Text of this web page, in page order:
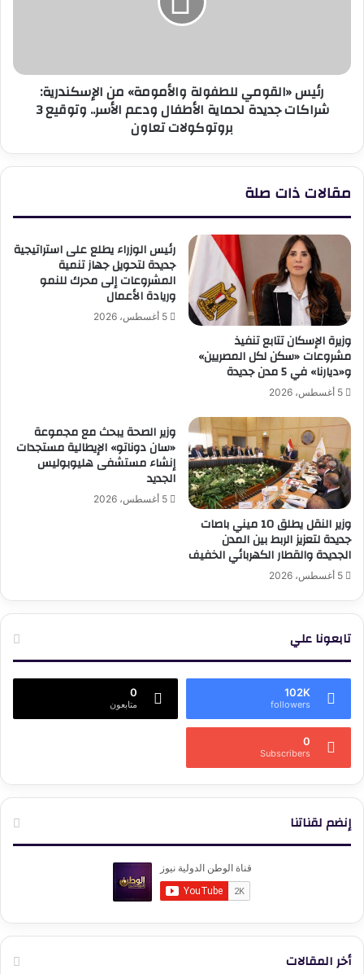
لحماية
الأطفال
ودعم
تعاون
رئيس «القومي للطفولة والأمومة» من الإسكندرية:
شراكات جديدة لحماية الأطفال ودعم الأسر.. وتوقيع 3
بروتوكولات تعاون
مقالات ذات صلة
وزيرة الإسكان تتابع تنفيذ
مشروعات «سكن لكل المصريين»
و«ديارنا» في 5 مدن جديدة
5 أغسطس، 2026
رئيس الوزراء يطلع على استراتيجية
جديدة لتحويل جهاز تنمية
المشروعات إلى محرك للنمو
وريادة الأعمال
5 أغسطس، 2026
وزير النقل يطلق 10 ميني باصات
جديدة لتعزيز الربط بين المدن
الجديدة والقطار الكهربائي الخفيف
5 أغسطس، 2026
وزير الصحة يبحث مع مجموعة
«سان دوناتو» الإيطالية مستجدات
إنشاء مستشفى هليوبوليس
الجديد
5 أغسطس، 2026
تابعونا علي
102K
followers
0
متابعون
0
Subscribers
إنضم لقناتنا
أخر المقالات